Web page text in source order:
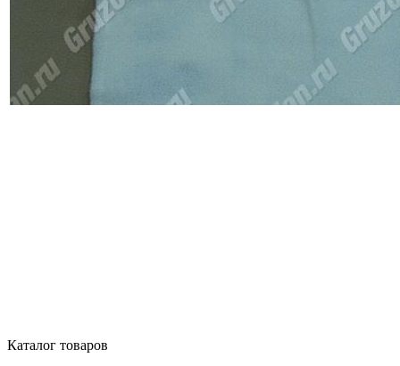
Каталог товаров